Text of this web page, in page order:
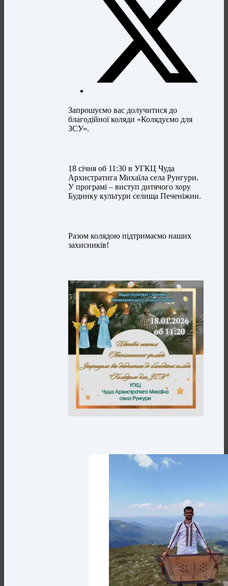
Запрошуємо вас долучитися до
благодійної коляди «Колядуємо для
ЗСУ».
18 січня об 11:30 в УГКЦ Чуда
Архистратига Михаїла села Рунгури.
У програмі – виступ дитячого хору
Будинку культури селища Печеніжин.
Разом колядою підтримаємо наших
захисників!